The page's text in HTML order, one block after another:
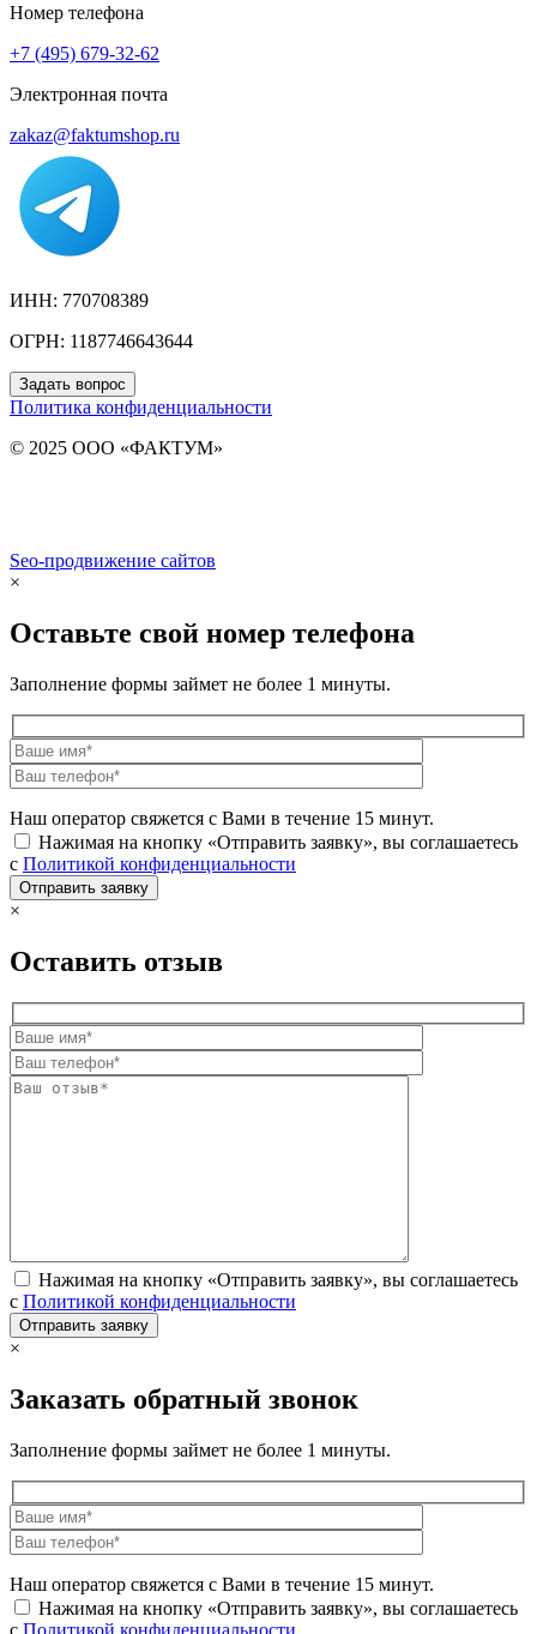
Номер телефона
+7 (495) 679-32-62
Электронная почта
zakaz@faktumshop.ru
ИНН: 770708389
ОГРН: 1187746643644
Задать вопрос
Политика конфиденциальности
© 2025 ООО «ФАКТУМ»
Seo-продвижение сайтов
×
Оставьте свой номер телефона
Заполнение формы займет не более 1 минуты.
Наш оператор свяжется с Вами в течение 15 минут.
Нажимая на кнопку «Отправить заявку», вы соглашаетесь
с Политикой конфиденциальности
×
Оставить отзыв
Нажимая на кнопку «Отправить заявку», вы соглашаетесь
с Политикой конфиденциальности
×
Заказать обратный звонок
Заполнение формы займет не более 1 минуты.
Наш оператор свяжется с Вами в течение 15 минут.
Нажимая на кнопку «Отправить заявку», вы соглашаетесь
с Политикой конфиденциальности